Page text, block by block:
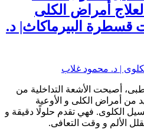
أمراض الكلى
قسطرة البيرماكاث| د.
أصبحت الأشعة التداخلية من
من أمراض الكلى و الأوعية
الكلوى. فهي تقدم حلولًا دقيقة و
الألم و وقت التعافى.